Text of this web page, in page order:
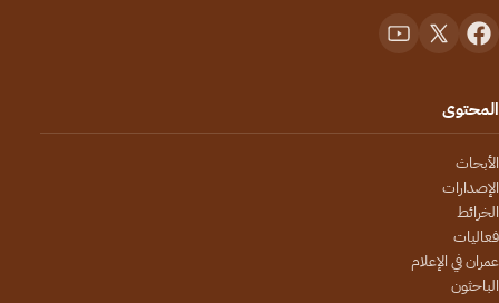
المحتوى
الأبحاث
الإصدارات
الخرائط
فعاليات
عمران في الإعلام
الباحثون